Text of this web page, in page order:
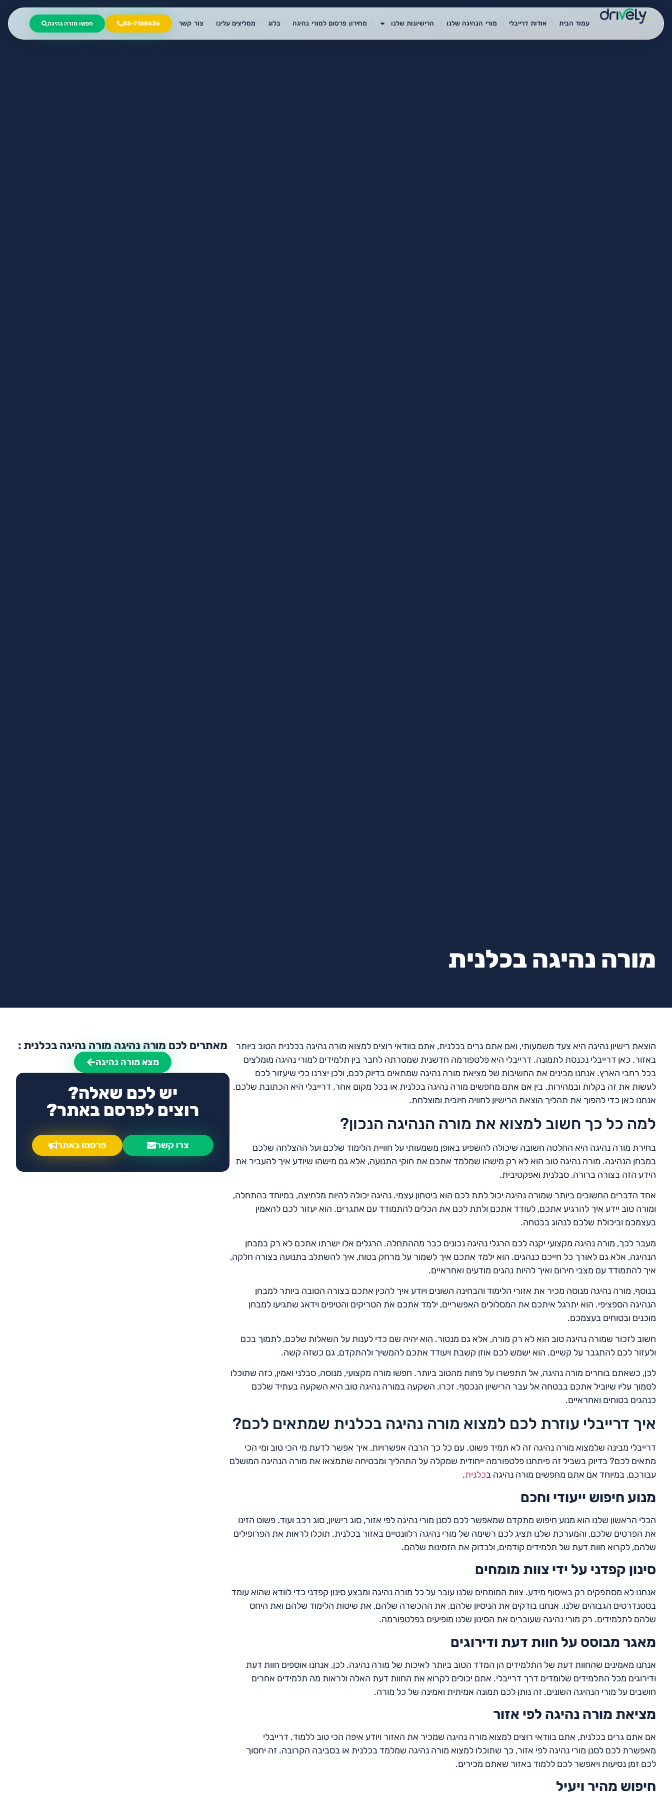
עמוד הבית אודות דרייבלי מורי הנהיגה שלנו הרישיונות שלנו מחירון פרסום למורי נהיגה בלוג ממליצים עלינו צור קשר 03-7188436 חפשו מורה נהיגה
מורה נהיגה בכלנית
הוצאת רישיון נהיגה היא צעד משמעותי, ואם אתם גרים בכלנית, אתם בוודאי רוצים למצוא מורה נהיגה בכלנית הטוב ביותר
באזור. כאן דרייבלי נכנסת לתמונה. דרייבלי היא פלטפורמה חדשנית שמטרתה לחבר בין תלמידים למורי נהיגה מומלצים
בכל רחבי הארץ. אנחנו מבינים את החשיבות של מציאת מורה נהיגה שמתאים בדיוק לכם, ולכן יצרנו כלי שיעזור לכם
לעשות את זה בקלות ובמהירות. בין אם אתם מחפשים מורה נהיגה בכלנית או בכל מקום אחר, דרייבלי היא הכתובת שלכם.
אנחנו כאן כדי להפוך את תהליך הוצאת הרישיון לחוויה חיובית ומוצלחת.
למה כל כך חשוב למצוא את מורה הנהיגה הנכון?
בחירת מורה נהיגה היא החלטה חשובה שיכולה להשפיע באופן משמעותי על חוויית הלימוד שלכם ועל ההצלחה שלכם
במבחן הנהיגה. מורה נהיגה טוב הוא לא רק מישהו שמלמד אתכם את חוקי התנועה, אלא גם מישהו שיודע איך להעביר את
הידע הזה בצורה ברורה, סבלנית ואפקטיבית.
אחד הדברים החשובים ביותר שמורה נהיגה יכול לתת לכם הוא ביטחון עצמי. נהיגה יכולה להיות מלחיצה, במיוחד בהתחלה,
ומורה טוב יידע איך להרגיע אתכם, לעודד אתכם ולתת לכם את הכלים להתמודד עם אתגרים. הוא יעזור לכם להאמין
בעצמכם וביכולת שלכם לנהוג בבטחה.
מעבר לכך, מורה נהיגה מקצועי יקנה לכם הרגלי נהיגה נכונים כבר מההתחלה. הרגלים אלו ישרתו אתכם לא רק במבחן
הנהיגה, אלא גם לאורך כל חייכם כנהגים. הוא ילמד אתכם איך לשמור על מרחק בטוח, איך להשתלב בתנועה בצורה חלקה,
איך להתמודד עם מצבי חירום ואיך להיות נהגים מודעים ואחראיים.
בנוסף, מורה נהיגה מנוסה מכיר את אזורי הלימוד והבחינה השונים ויודע איך להכין אתכם בצורה הטובה ביותר למבחן
הנהיגה הספציפי. הוא יתרגל איתכם את המסלולים האפשריים, ילמד אתכם את הטריקים והטיפים וידאג שתגיעו למבחן
מוכנים ובטוחים בעצמכם.
חשוב לזכור שמורה נהיגה טוב הוא לא רק מורה, אלא גם מנטור. הוא יהיה שם כדי לענות על השאלות שלכם, לתמוך בכם
ולעזור לכם להתגבר על קשיים. הוא ישמש לכם אוזן קשבת ויעודד אתכם להמשיך ולהתקדם, גם כשזה קשה.
לכן, כשאתם בוחרים מורה נהיגה, אל תתפשרו על פחות מהטוב ביותר. חפשו מורה מקצועי, מנוסה, סבלני ואמין, כזה שתוכלו
לסמוך עליו שיוביל אתכם בבטחה אל עבר הרישיון הנכסף. זכרו, השקעה במורה נהיגה טוב היא השקעה בעתיד שלכם
כנהגים בטוחים ואחראיים.
איך דרייבלי עוזרת לכם למצוא מורה נהיגה בכלנית שמתאים לכם?
דרייבלי מבינה שלמצוא מורה נהיגה זה לא תמיד פשוט. עם כל כך הרבה אפשרויות, איך אפשר לדעת מי הכי טוב ומי הכי
מתאים לכם? בדיוק בשביל זה פיתחנו פלטפורמה ייחודית שמקלה על התהליך ומבטיחה שתמצאו את מורה הנהיגה המושלם
עבורכם, במיוחד אם אתם מחפשים מורה נהיגה בכלנית.
מנוע חיפוש ייעודי וחכם
הכלי הראשון שלנו הוא מנוע חיפוש מתקדם שמאפשר לכם לסנן מורי נהיגה לפי אזור, סוג רישיון, סוג רכב ועוד. פשוט הזינו
את הפרטים שלכם, והמערכת שלנו תציג לכם רשימה של מורי נהיגה רלוונטיים באזור בכלנית. תוכלו לראות את הפרופילים
שלהם, לקרוא חוות דעת של תלמידים קודמים, ולבדוק את הזמינות שלהם.
סינון קפדני על ידי צוות מומחים
אנחנו לא מסתפקים רק באיסוף מידע. צוות המומחים שלנו עובר על כל מורה נהיגה ומבצע סינון קפדני כדי לוודא שהוא עומד
בסטנדרטים הגבוהים שלנו. אנחנו בודקים את הניסיון שלהם, את ההכשרה שלהם, את שיטות הלימוד שלהם ואת היחס
שלהם לתלמידים. רק מורי נהיגה שעוברים את הסינון שלנו מופיעים בפלטפורמה.
מאגר מבוסס על חוות דעת ודירוגים
אנחנו מאמינים שהחוות דעת של התלמידים הן המדד הטוב ביותר לאיכות של מורה נהיגה. לכן, אנחנו אוספים חוות דעת
ודירוגים מכל התלמידים שלומדים דרך דרייבלי. אתם יכולים לקרוא את החוות דעת האלה ולראות מה תלמידים אחרים
חושבים על מורי הנהיגה השונים. זה נותן לכם תמונה אמיתית ואמינה של כל מורה.
מציאת מורה נהיגה לפי אזור
אם אתם גרים בכלנית, אתם בוודאי רוצים למצוא מורה נהיגה שמכיר את האזור ויודע איפה הכי טוב ללמוד. דרייבלי
מאפשרת לכם לסנן מורי נהיגה לפי אזור, כך שתוכלו למצוא מורה נהיגה שמלמד בכלנית או בסביבה הקרובה. זה יחסוך
לכם זמן נסיעות ויאפשר לכם ללמוד באזור שאתם מכירים.
חיפוש מהיר ויעיל
מאתרים לכם מורה נהיגה מורה נהיגה בכלנית :
מצא מורה נהיגה
יש לכם שאלה?
רוצים לפרסם באתר?
צרו קשר פרסמו באתר